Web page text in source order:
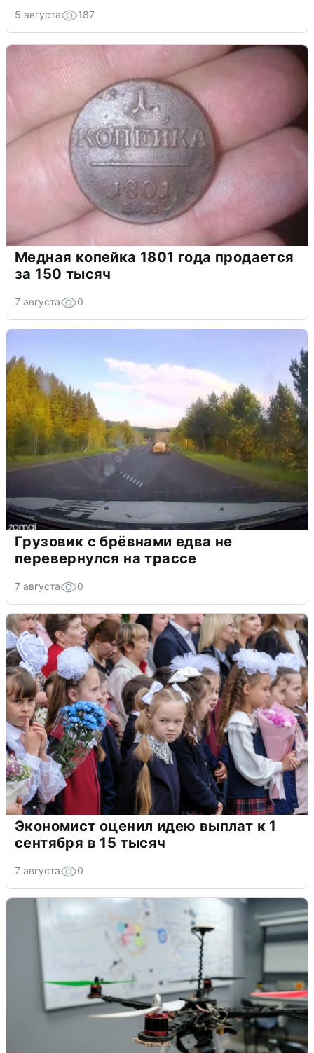
5 августа 187
Медная копейка 1801 года продается
за 150 тысяч
7 августа 0
Грузовик с брёвнами едва не
перевернулся на трассе
7 августа 0
Экономист оценил идею выплат к 1
сентября в 15 тысяч
7 августа 0